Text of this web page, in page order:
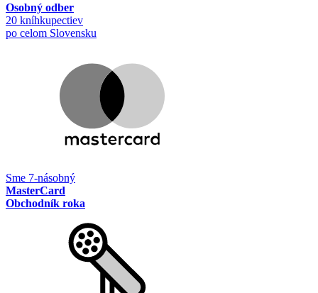
Osobný odber
20 kníhkupectiev
po celom Slovensku
Sme 7-násobný
MasterCard
Obchodník roka